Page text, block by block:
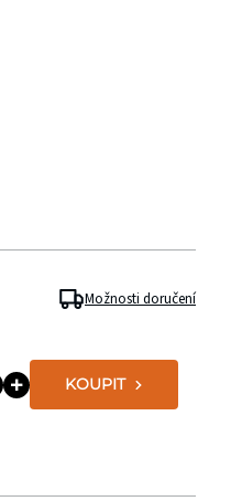
KOUPIT
Možnosti doručení